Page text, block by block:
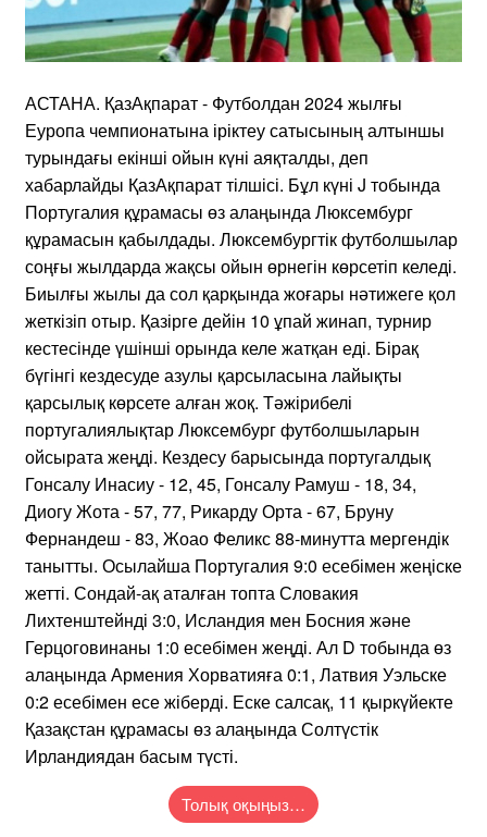
АСТАНА. ҚазАқпарат - Футболдан 2024 жылғы
Еуропа чемпионатына іріктеу сатысының алтыншы
турындағы екінші ойын күні аяқталды, деп
хабарлайды ҚазАқпарат тілшісі. Бұл күні J тобында
Португалия құрамасы өз алаңында Люксембург
құрамасын қабылдады. Люксембургтік футболшылар
соңғы жылдарда жақсы ойын өрнегін көрсетіп келеді.
Биылғы жылы да сол қарқында жоғары нәтижеге қол
жеткізіп отыр. Қазірге дейін 10 ұпай жинап, турнир
кестесінде үшінші орында келе жатқан еді. Бірақ
бүгінгі кездесуде азулы қарсыласына лайықты
қарсылық көрсете алған жоқ. Тәжірибелі
португалиялықтар Люксембург футболшыларын
ойсырата жеңді. Кездесу барысында португалдық
Гонсалу Инасиу - 12, 45, Гонсалу Рамуш - 18, 34,
Диогу Жота - 57, 77, Рикарду Орта - 67, Бруну
Фернандеш - 83, Жоао Феликс 88-минутта мергендік
танытты. Осылайша Португалия 9:0 есебімен жеңіске
жетті. Сондай-ақ аталған топта Словакия
Лихтенштейнді 3:0, Исландия мен Босния және
Герцоговинаны 1:0 есебімен жеңді. Ал D тобында өз
алаңында Армения Хорватияға 0:1, Латвия Уэльске
0:2 есебімен есе жіберді. Еске салсақ, 11 қыркүйекте
Қазақстан құрамасы өз алаңында Солтүстік
Ирландиядан басым түсті.
Толық оқыңыз…